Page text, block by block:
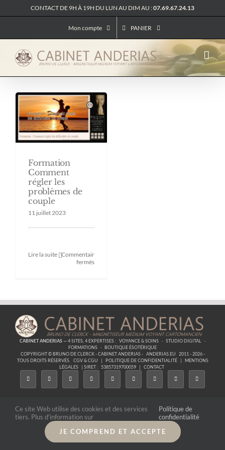
au
CONTACT DE 9H À 19H DU LUN AU DIM AU :07.69.67.24.13
Mon compte PANIER
Formation
Comment
régler les
problèmes de
couple
11 juillet 2023
Lire la suite Commentaires
ferméssur
problèmes
de
CABINET ANDERIAS— 4 SITES, 4 EXPERTISES : VOYANCE & SOINS · STUDIO DIGITAL
·
FORMATIONS · BOUTIQUE ÉSOTÉRIQUE
COPYRIGHT © BRUNO DE CLERCK - CABINET ANDERIAS - ANDERIAS.EU
2011 - 2026 -
TOUS DROITS RÉSERVÉS.
CGV & CGU | POLITIQUE DE CONFIDENTIALITÉ |
MENTIONS
LÉGALES
| SIRET : 53857319700059 | CONTACT
Ce site Web utilise des cookies et des services
tiers. Plus d'information sur
Politique de
confidentialité
JE COMPREND ET ACCEPTE